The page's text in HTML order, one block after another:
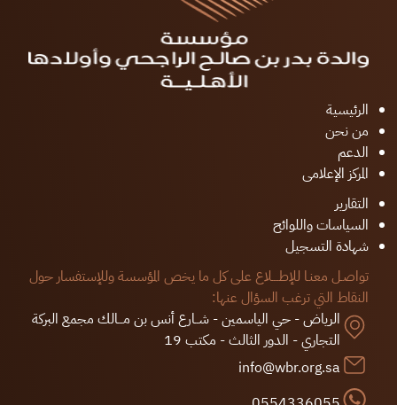
الرئيسية
من نحن
الدعم
المركز الإعلامى
التقارير
السياسات واللوائح
شهادة التسجيل
تواصـل معنـا للإطــــلاع على كل ما يخص المؤسسة وللإستفسار حول
النقاط التي ترغب السؤال عنها:
الرياض - حي الياسمين - شــارع أنس بن مـــالك مجمع البركة
التجاري - الدور الثالث - مكتب 19
info@wbr.org.sa